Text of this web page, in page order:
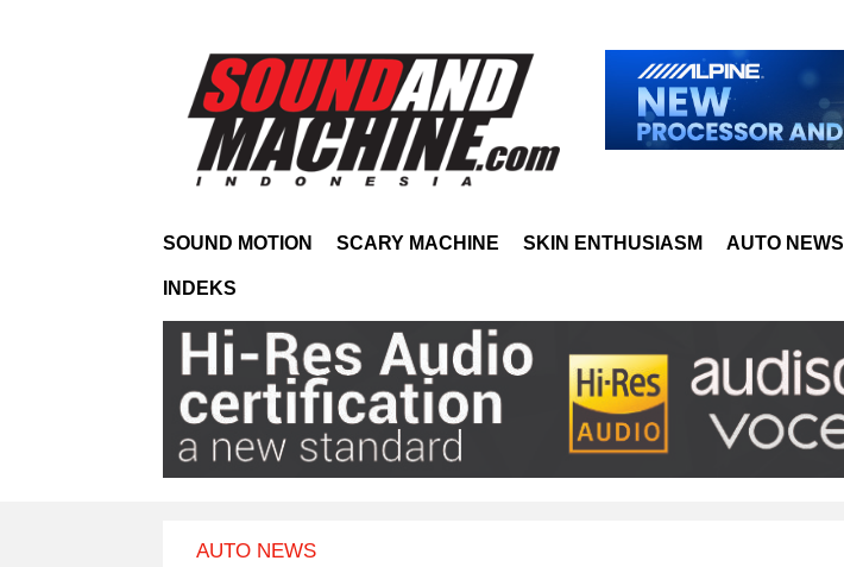
SOUND MOTION SCARY MACHINE SKIN ENTHUSIASM AUTO NEWS
INDEKS
AUTO NEWS